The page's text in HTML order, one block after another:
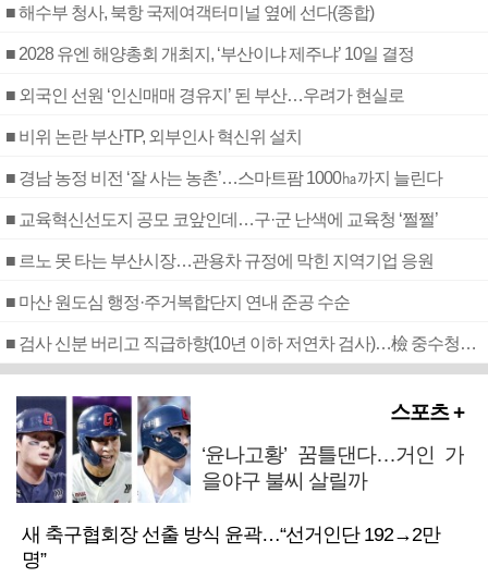
■ 해수부 청사, 북항 국제여객터미널 옆에 선다(종합)
■ 2028 유엔 해양총회 개최지, ‘부산이냐 제주냐’ 10일 결정
■ 외국인 선원 ‘인신매매 경유지’ 된 부산…우려가 현실로
■ 비위 논란 부산TP, 외부인사 혁신위 설치
■ 경남 농정 비전 ‘잘 사는 농촌’…스마트팜 1000㏊까지 늘린다
■ 교육혁신선도지 공모 코앞인데…구·군 난색에 교육청 ‘쩔쩔’
■ 르노 못 타는 부산시장…관용차 규정에 막힌 지역기업 응원
■ 마산 원도심 행정·주거복합단지 연내 준공 수순
■ 검사 신분 버리고 직급하향(10년 이하 저연차 검사)…檢 중수청행 기피
스포츠 +
‘윤나고황’ 꿈틀댄다…거인 가
을야구 불씨 살릴까
새 축구협회장 선출 방식 윤곽…“선거인단 192→2만
명”